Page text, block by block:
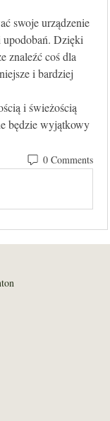
swoje urządzenie
Dzięki
znaleźć coś dla
i bardziej
i świeżością
będzie wyjątkowy
0 Comments